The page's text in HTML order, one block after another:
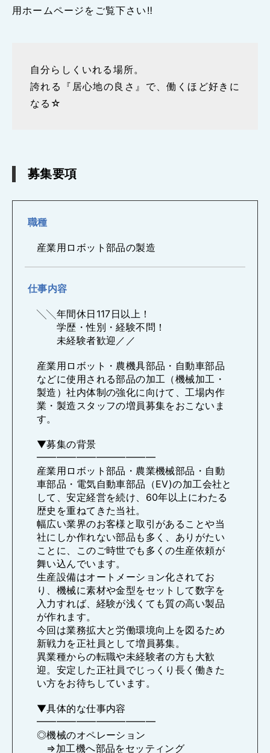
用ホームページをご覧下さい‼︎
自分らしくいれる場所。
誇れる『居心地の良さ』で、働くほど好きに
なる☆
募集要項
職種
産業用ロボット部品の製造
仕事内容
╲╲年間休日117日以上！
学歴・性別・経験不問！
未経験者歓迎／／
産業用ロボット・農機具部品・自動車部品
などに使用される部品の加工（機械加工・
製造）社内体制の強化に向けて、工場内作
業・製造スタッフの増員募集をおこないま
す。
▼募集の背景
━━━━━━━━━━━━
産業用ロボット部品・農業機械部品・自動
車部品・電気自動車部品（EV)の加工会社と
して、安定経営を続け、60年以上にわたる
歴史を重ねてきた当社。
幅広い業界のお客様と取引があることや当
社にしか作れない部品も多く、ありがたい
ことに、このご時世でも多くの生産依頼が
舞い込んでいます。
生産設備はオートメーション化されてお
り、機械に素材や金型をセットして数字を
入力すれば、経験が浅くても質の高い製品
が作れます。
今回は業務拡大と労働環境向上を図るため
新戦力を正社員として増員募集。
異業種からの転職や未経験者の方も大歓
迎。安定した正社員でじっくり長く働きた
い方をお待ちしています。
▼具体的な仕事内容
━━━━━━━━━━━━
◎機械のオペレーション
⇒加工機へ部品をセッティング